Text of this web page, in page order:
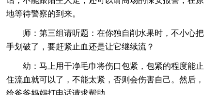
地等待警察的到来。
师：第三组请听题：在你独自削水果时，不小心把
手划破了，要赶紧止血还是让它继续流？
幼：马上用干净毛巾将伤口包紧，包紧的程度能止
住流血就可以了，不能太紧，否则会伤害自己。然后，
给爸爸妈妈打电话请求帮助。